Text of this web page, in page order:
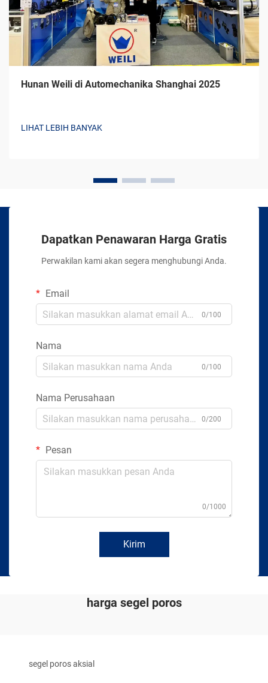
Hunan Weili di Automechanika Shanghai 2025
LIHAT LEBIH BANYAK
Dapatkan Penawaran Harga Gratis
Perwakilan kami akan segera menghubungi Anda.
Email
0/100
Nama
0/100
Nama Perusahaan
0/200
Pesan
0/1000
Kirim
harga segel poros
segel poros aksial